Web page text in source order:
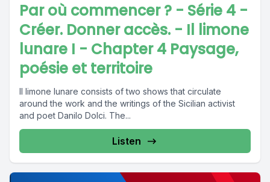
Par où commencer ? - Série 4 -
Créer. Donner accès. - Il limone
lunare I - Chapter 4 Paysage,
poésie et territoire
Il limone lunare consists of two shows that circulate
around the work and the writings of the Sicilian activist
and poet Danilo Dolci. The...
Listen